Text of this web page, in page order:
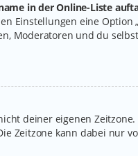
in der Online-Liste
Einstellungen eine
Moderatoren und du
deiner eigenen
Zeitzone kann dabei